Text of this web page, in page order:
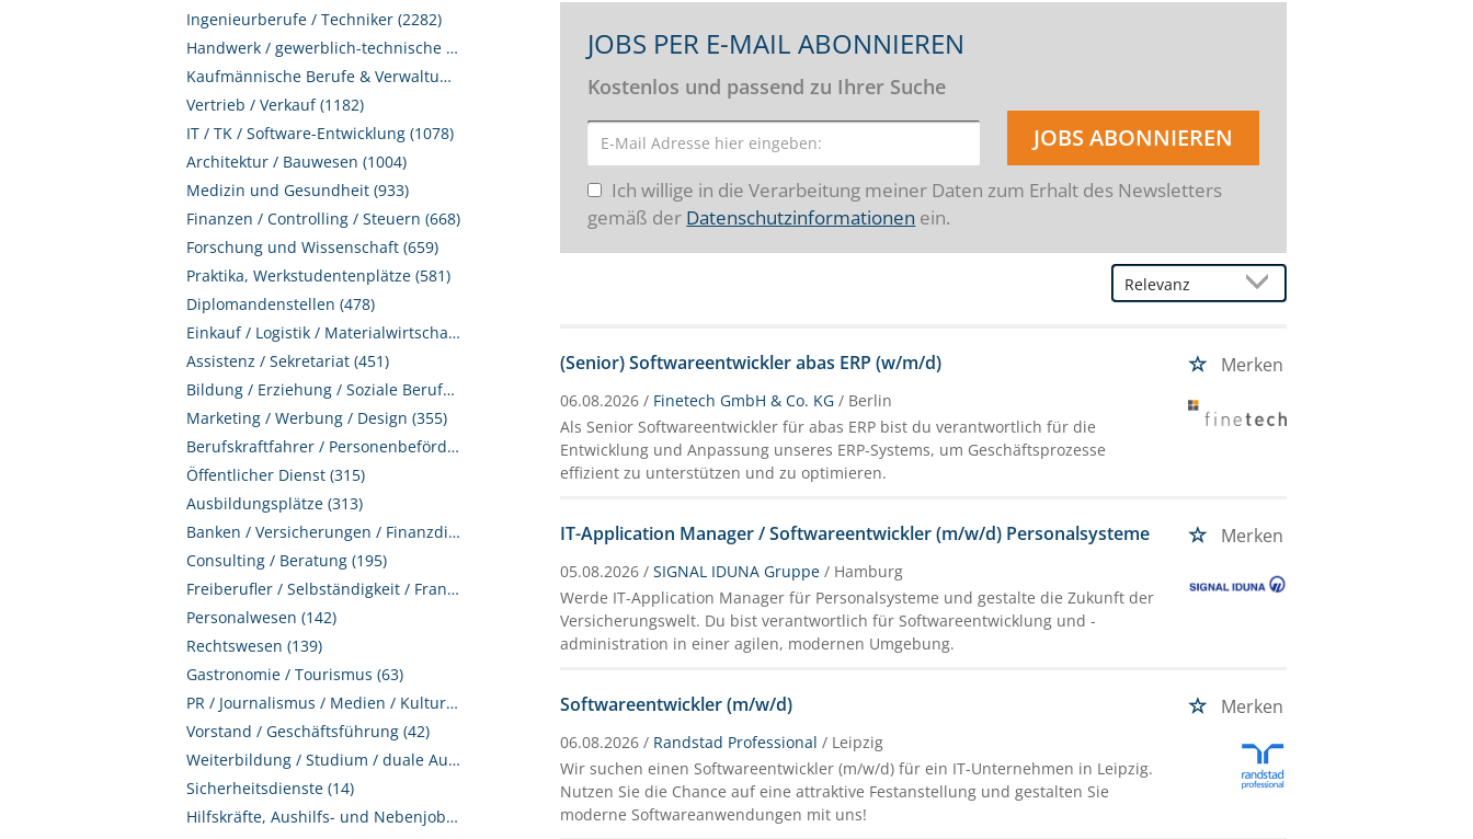
Ingenieurberufe / Techniker (2282)
Handwerk / gewerblich-technische Berufe (2090)
Kaufmännische Berufe & Verwaltung (1566)
Vertrieb / Verkauf (1182)
IT / TK / Software-Entwicklung (1078)
Architektur / Bauwesen (1004)
Medizin und Gesundheit (933)
Finanzen / Controlling / Steuern (668)
Forschung und Wissenschaft (659)
Praktika, Werkstudentenplätze (581)
Diplomandenstellen (478)
Einkauf / Logistik / Materialwirtschaft (455)
Assistenz / Sekretariat (451)
Bildung / Erziehung / Soziale Berufe (390)
Marketing / Werbung / Design (355)
Berufskraftfahrer / Personenbeförderung (Land, Wasser, Luft) (339)
Öffentlicher Dienst (315)
Ausbildungsplätze (313)
Banken / Versicherungen / Finanzdienstleister (292)
Consulting / Beratung (195)
Freiberufler / Selbständigkeit / Franchise (149)
Personalwesen (142)
Rechtswesen (139)
Gastronomie / Tourismus (63)
PR / Journalismus / Medien / Kultur (59)
Vorstand / Geschäftsführung (42)
Weiterbildung / Studium / duale Ausbildung (36)
Sicherheitsdienste (14)
Hilfskräfte, Aushilfs- und Nebenjobs (2)
JOBS PER E-MAIL ABONNIEREN
Kostenlos und passend zu Ihrer Suche
JOBS ABONNIEREN
Ich willige in die Verarbeitung meiner Daten zum Erhalt des Newsletters
gemäß der Datenschutzinformationen ein.
(Senior) Softwareentwickler abas ERP (w/m/d) Merken
06.08.2026 / Finetech GmbH & Co. KG / Berlin
Als Senior Softwareentwickler für abas ERP bist du verantwortlich für die
Entwicklung und Anpassung unseres ERP-Systems, um Geschäftsprozesse
effizient zu unterstützen und zu optimieren.
IT-Application Manager / Softwareentwickler (m/w/d) Personalsysteme Merken
05.08.2026 /SIGNAL IDUNA Gruppe / Hamburg
Werde IT-Application Manager für Personalsysteme und gestalte die Zukunft der
Versicherungswelt. Du bist verantwortlich für Softwareentwicklung und -
administration in einer agilen, modernen Umgebung.
Softwareentwickler (m/w/d) Merken
06.08.2026 / Randstad Professional / Leipzig
Wir suchen einen Softwareentwickler (m/w/d) für ein IT-Unternehmen in Leipzig.
Nutzen Sie die Chance auf eine attraktive Festanstellung und gestalten Sie
moderne Softwareanwendungen mit uns!